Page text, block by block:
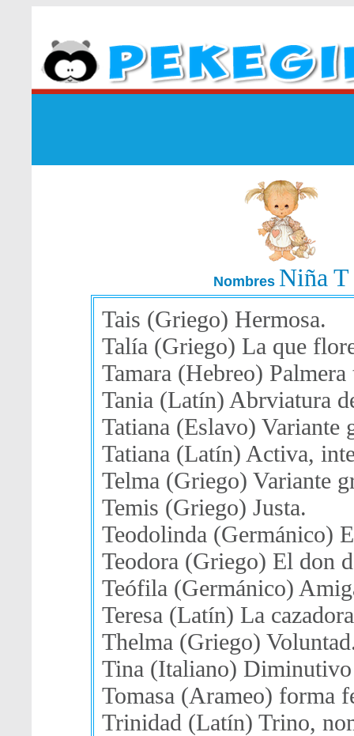
Nombres Niña T
Tais (Griego) Hermosa.
Talía (Griego) La que
Tamara (Hebreo)
Tania (Latín) Abrviatura
Tatiana (Eslavo) Variante
Tatiana (Latín) Activa,
Telma (Griego) Variante
Temis (Griego) Justa.
Teodolinda (Germánico)
Teodora (Griego) El don
Teófila (Germánico)
Teresa (Latín) La
Thelma (Griego)
Tina (Italiano)
Tomasa (Arameo) forma
Trinidad (Latín) Trino,